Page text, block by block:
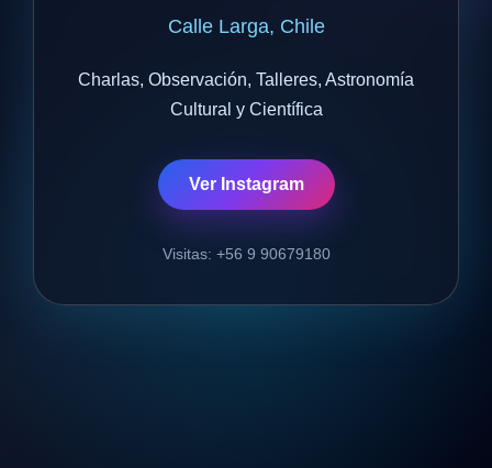
Calle Larga, Chile
Charlas, Observación, Talleres, Astronomía
Cultural y Científica
Ver Instagram
Visitas: +56 9 90679180